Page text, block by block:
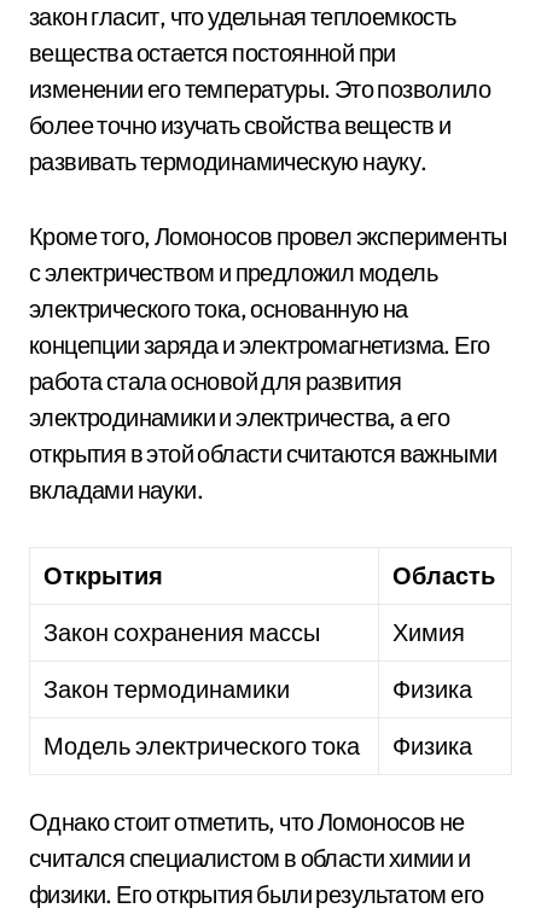
закон гласит, что удельная теплоемкость
вещества остается постоянной при
изменении его температуры. Это позволило
более точно изучать свойства веществ и
развивать термодинамическую науку.
Кроме того, Ломоносов провел эксперименты
с электричеством и предложил модель
электрического тока, основанную на
концепции заряда и электромагнетизма. Его
работа стала основой для развития
электродинамики и электричества, а его
открытия в этой области считаются важными
вкладами науки.
Открытия
Область
Закон сохранения массы
Химия
Закон термодинамики
Физика
Модель электрического тока
Физика
Однако стоит отметить, что Ломоносов не
считался специалистом в области химии и
физики. Его открытия были результатом его